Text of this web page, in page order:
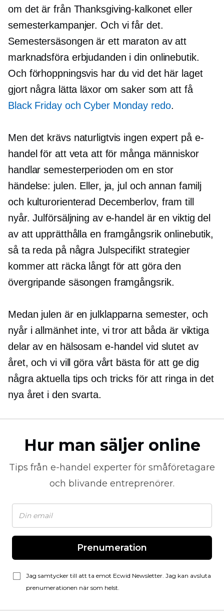
om det är från Thanksgiving-kalkonet eller
semesterkampanjer. Och vi får det.
Semestersäsongen är ett maraton av att
marknadsföra erbjudanden i din onlinebutik.
Och förhoppningsvis har du vid det här laget
gjort några lätta läxor om saker som att få
Black Friday och Cyber ​​Monday redo.
Men det krävs naturligtvis ingen expert på e-
handel för att veta att för många människor
handlar semesterperioden om en stor
händelse: julen. Eller, ja, jul och annan familj
och kulturorienterad Decemberlov, fram till
nyår. Julförsäljning av e-handel är en viktig del
av att upprätthålla en framgångsrik onlinebutik,
så ta reda på några Julspecifiktstrategier
kommer att räcka långt för att göra den
övergripande säsongen framgångsrik.
Medan julen är en julklapparna semester, och
nyår i allmänhet inte, vi tror att båda är viktiga
delar av en hälsosam e-handel vid slutet av
året, och vi vill göra vårt bästa för att ge dig
några aktuella tips och tricks för att ringa in det
nya året i den svarta.
Hur man säljer online
Tips från e-handel experter för småföretagare
och blivande entreprenörer.
Prenumeration
Jag samtycker till att ta emot Ecwid Newsletter. Jag kan avsluta
prenumerationen när som helst.